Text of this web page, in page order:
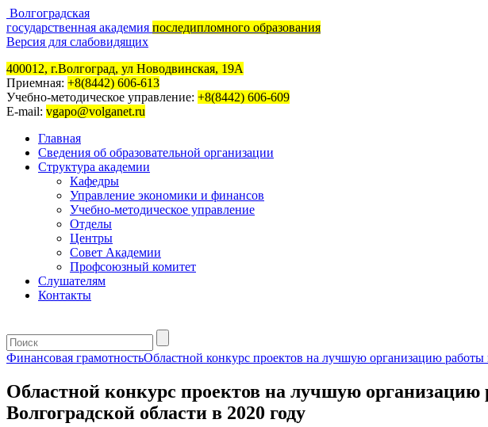
Волгоградская
государственная академия последипломного образования
Версия для слабовидящих
400012, г.Волгоград, ул Новодвинская, 19А
Приемная: +8(8442) 606-613
Учебно-методическое управление: +8(8442) 606-609
E-mail: vgapo@volganet.ru
Главная
Сведения об образовательной организации
Структура академии
Кафедры
Управление экономики и финансов
Учебно-методическое управление
Отделы
Центры
Совет Академии
Профсоюзный комитет
Слушателям
Контакты
Финансовая грамотностьОбластной конкурс проектов на лучшую организацию
Областной конкурс проектов на лучшую
Волгоградской области в 2020 году